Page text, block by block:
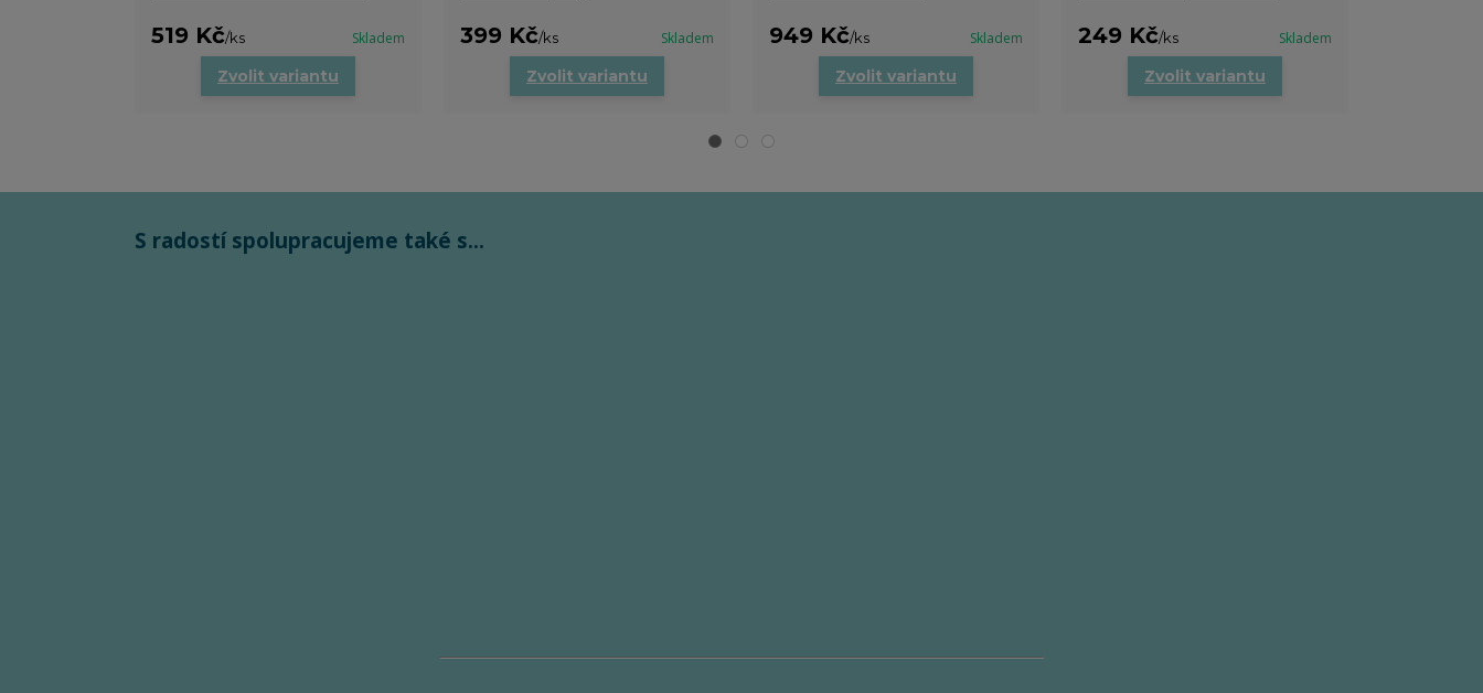
519 Kč/ks Skladem
Zvolit variantu
399 Kč/ks Skladem
Zvolit variantu
949 Kč/ks Skladem
Zvolit variantu
249 Kč/ks Skladem
Zvolit variantu
S radostí spolupracujeme také s...